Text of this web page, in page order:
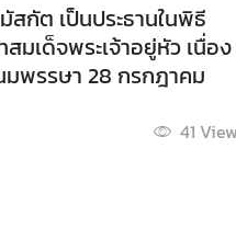
กัต เป็นประธานในพิธี
มเด็จพระเจ้าอยู่หัว เนื่อง
มพรรษา 28 กรกฎาคม
41 View